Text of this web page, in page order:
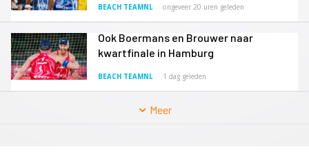
BEACH TEAMNL ongeveer 20 uren geleden
Ook Boermans en Brouwer naar
kwartfinale in Hamburg
BEACH TEAMNL 1 dag geleden
Meer